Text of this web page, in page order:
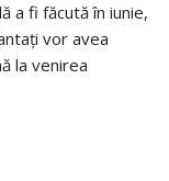
a fi făcută în iunie,
vor avea
la venirea